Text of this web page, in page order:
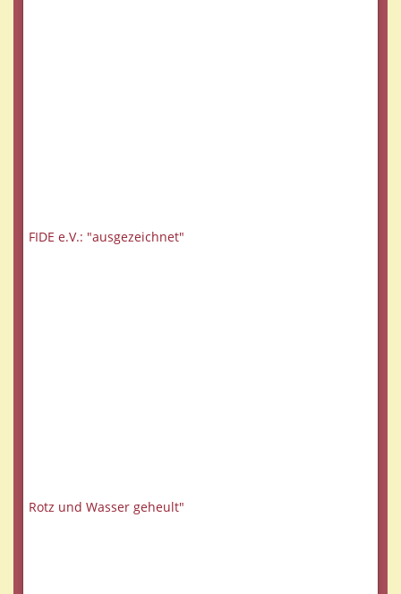
FIDE e.V.: "ausgezeichnet"
Rotz und Wasser geheult"